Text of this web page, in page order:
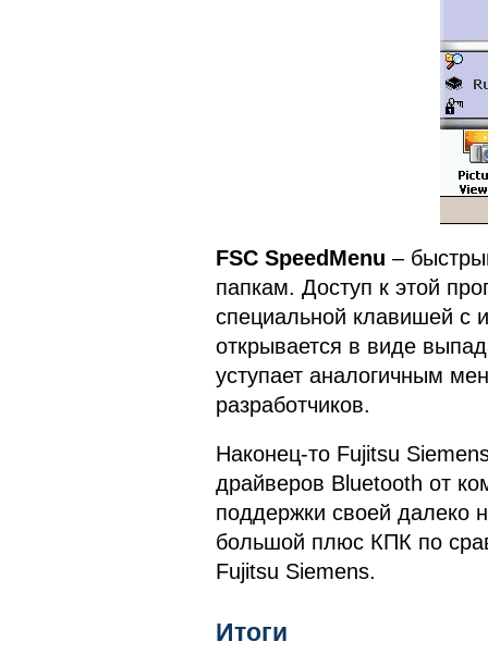
FSC SpeedMenu –
папкам. Доступ к этой
специальной клавишей с
открывается в виде
уступает аналогичным
разработчиков.
Наконец-то Fujitsu
драйверов Bluetooth от
поддержки своей далеко
большой плюс КПК по
Fujitsu Siemens.
Итоги